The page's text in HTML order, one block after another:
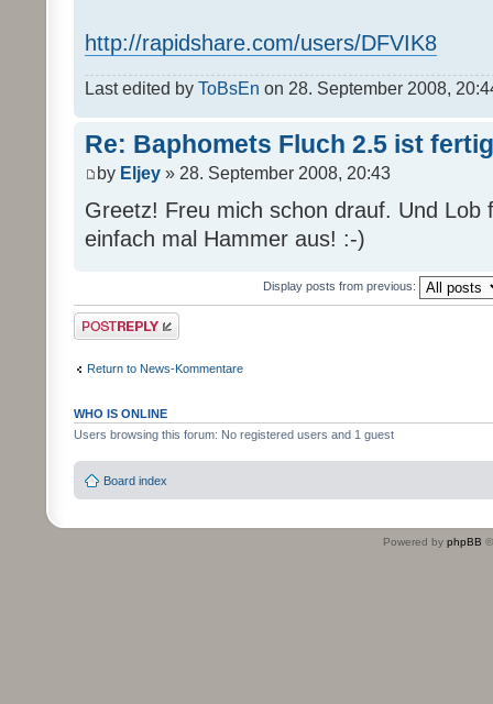
http://rapidshare.com/users/DFVIK8
Last edited by ToBsEn on 28. September 2008,
Re: Baphomets Fluch 2.5 ist fertig
by Eljey » 28. September 2008, 20:43
Greetz! Freu mich schon drauf. Und Lob
einfach mal Hammer aus! :-)
Display posts from previous:
Post a reply
Return to News-Kommentare
WHO IS ONLINE
Users browsing this forum: No registered users and 1 guest
Board index
Powered by phpBB